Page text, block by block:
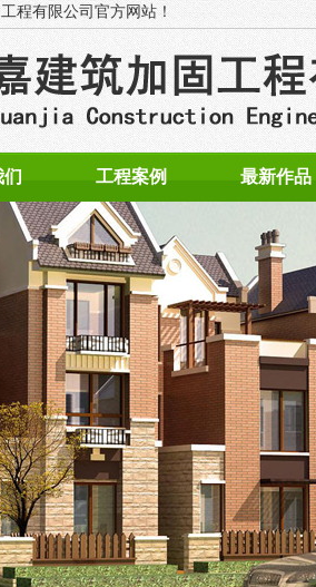
程有限公司官方网站！
工程案例 最新作品